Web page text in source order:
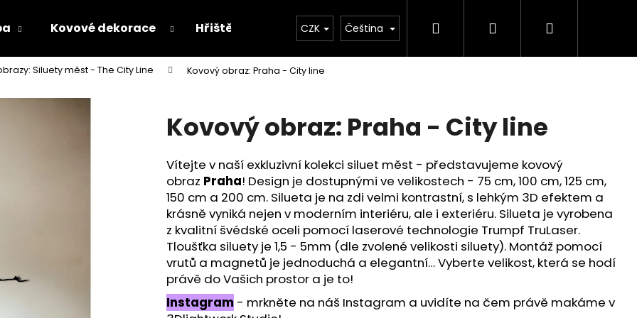
Kovové dekorace Hřiště Proces výroby našich výrobků Vlastní design - Váš
CZK Čeština Hledat PřihlášeníNákupní
Siluety měst - The City Line Kovový obraz: Praha - City line
Kovový obraz: Praha - City line
Vítejte v naší exkluzivní kolekci siluet měst - představujeme kovový
obraz Praha! Design je dostupnými ve velikostech - 75 cm, 100 cm, 125 cm,
150 cm a 200 cm. Silueta je na zdi velmi kontrastní, s lehkým 3D efektem a
krásně vyniká nejen v moderním interiéru, ale i exteriéru. Silueta je vyrobena
z kvalitní švédské oceli pomocí laserové technologie Trumpf TruLaser.
Tloušťka siluety je 1,5 - 5mm (dle zvolené velikosti siluety). Montáž pomocí
vrutů a magnetů je jednoduchá a elegantní… Vyberte velikost, která se hodí
právě do Vašich prostor a je to!
Instagram - mrkněte na náš Instagram a uvidíte na čem právě makáme v
Co potřebujete najít?
HLEDAT